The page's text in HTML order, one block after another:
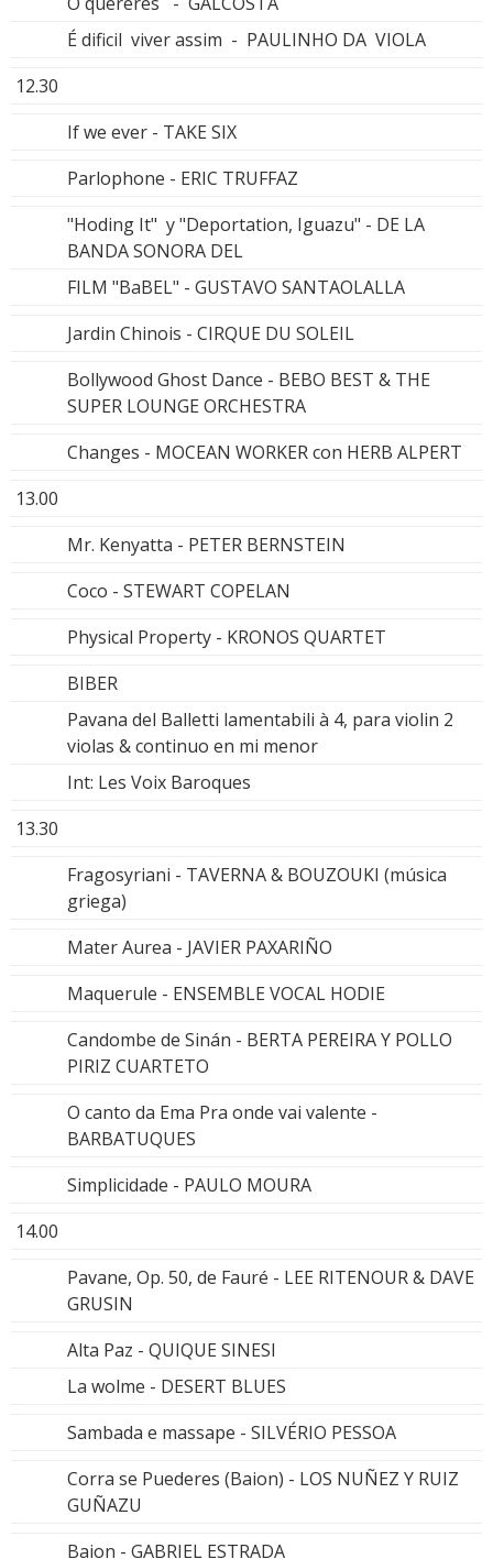
É dificil viver assim - PAULINHO DA VIOLA
12.30
If we ever - TAKE SIX
Parlophone - ERIC TRUFFAZ
"Hoding It" y "Deportation, Iguazu" - DE LA
BANDA SONORA DEL
FILM "BaBEL" - GUSTAVO SANTAOLALLA
Jardin Chinois - CIRQUE DU SOLEIL
Bollywood Ghost Dance - BEBO BEST & THE
SUPER LOUNGE ORCHESTRA
Changes - MOCEAN WORKER con HERB ALPERT
13.00
Mr. Kenyatta - PETER BERNSTEIN
Coco - STEWART COPELAN
Physical Property - KRONOS QUARTET
BIBER
Pavana del Balletti lamentabili à 4, para violin 2
violas & continuo en mi menor
Int: Les Voix Baroques
13.30
Fragosyriani - TAVERNA & BOUZOUKI (música
griega)
Mater Aurea - JAVIER PAXARIÑO
Maquerule - ENSEMBLE VOCAL HODIE
Candombe de Sinán - BERTA PEREIRA Y POLLO
PIRIZ CUARTETO
O canto da Ema Pra onde vai valente -
BARBATUQUES
Simplicidade - PAULO MOURA
14.00
Pavane, Op. 50, de Fauré - LEE RITENOUR & DAVE
GRUSIN
Alta Paz - QUIQUE SINESI
La wolme - DESERT BLUES
Sambada e massape - SILVÉRIO PESSOA
Corra se Puederes (Baion) - LOS NUÑEZ Y RUIZ
GUÑAZU
Baion - GABRIEL ESTRADA